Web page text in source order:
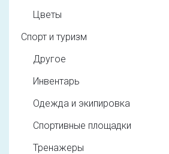
Цветы
Спорт и туризм
Другое
Инвентарь
Одежда и экипировка
Спортивные площадки
Тренажеры